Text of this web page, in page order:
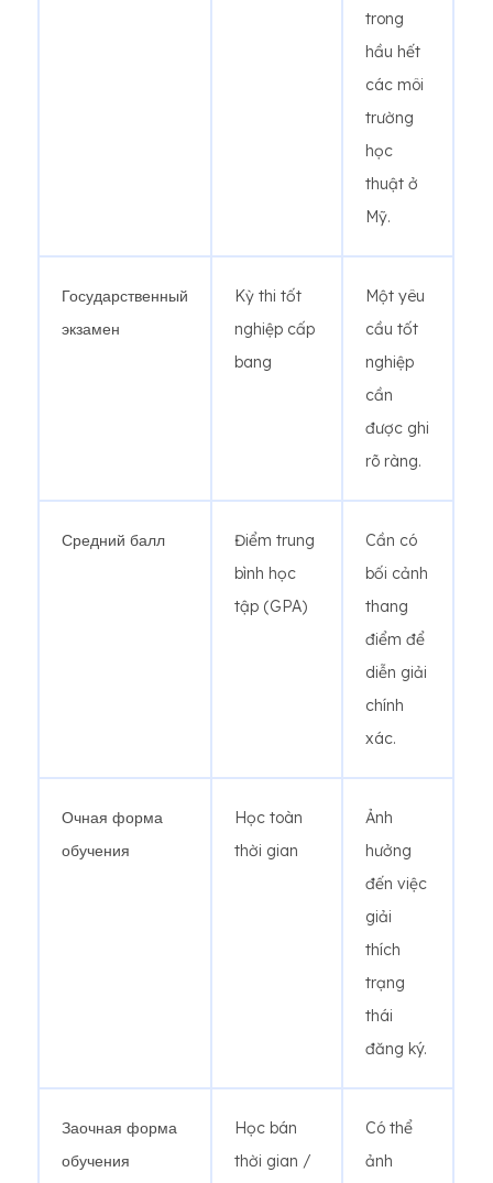
trong
hầu hết
các môi
trường
học
thuật ở
Mỹ.
Государственный
экзамен
Kỳ thi tốt
nghiệp cấp
bang
Một yêu
cầu tốt
nghiệp
cần
được ghi
rõ ràng.
Средний балл
Điểm trung
bình học
tập (GPA)
Cần có
bối cảnh
thang
điểm để
diễn giải
chính
xác.
Очная форма
обучения
Học toàn
thời gian
Ảnh
hưởng
đến việc
giải
thích
trạng
thái
đăng ký.
Заочная форма
обучения
Học bán
thời gian /
Có thể
ảnh